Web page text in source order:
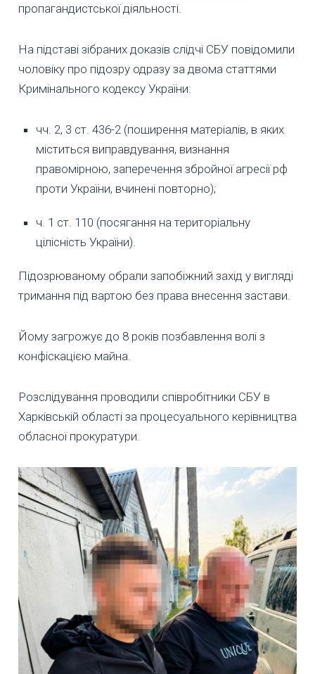
пропагандистської діяльності.
На підставі зібраних доказів слідчі СБУ повідомили
чоловіку про підозру одразу за двома статтями
Кримінального кодексу України:
чч. 2, 3 ст. 436-2 (поширення матеріалів, в яких
міститься виправдування, визнання
правомірною, заперечення збройної агресії рф
проти України, вчинені повторно);
ч. 1 ст. 110 (посягання на територіальну
цілісність України).
Підозрюваному обрали запобіжний захід у вигляді
тримання під вартою без права внесення застави.
Йому загрожує до 8 років позбавлення волі з
конфіскацією майна.
Розслідування проводили співробітники СБУ в
Харківській області за процесуального керівництва
обласної прокуратури.